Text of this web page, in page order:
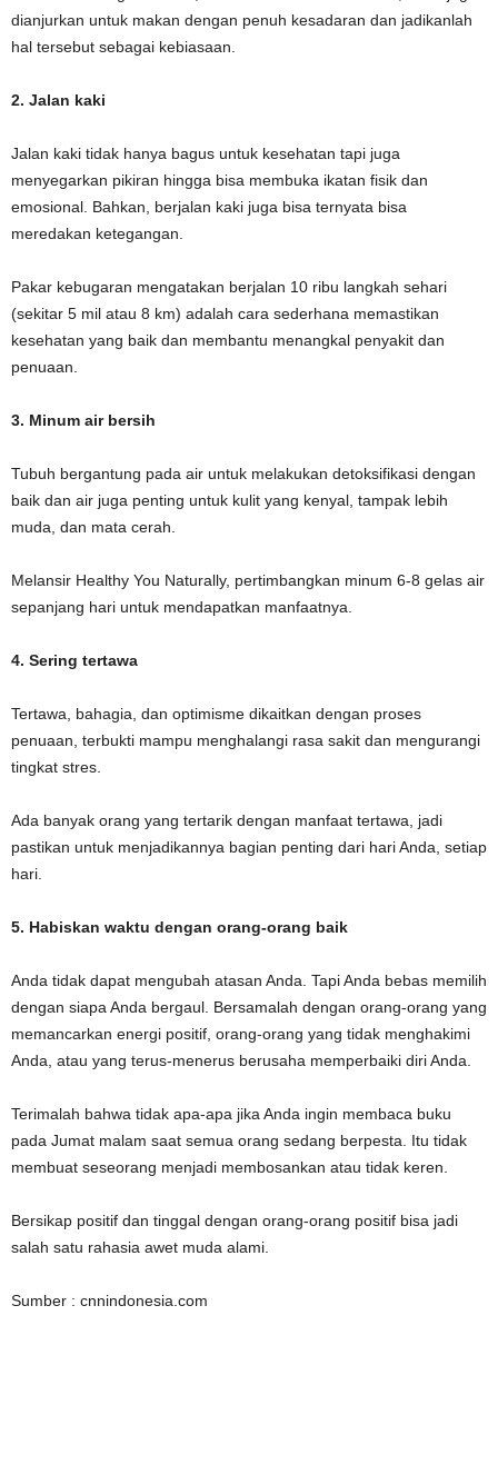
dianjurkan untuk makan dengan penuh kesadaran dan jadikanlah
hal tersebut sebagai kebiasaan.
2. Jalan kaki
Jalan kaki tidak hanya bagus untuk kesehatan tapi juga
menyegarkan pikiran hingga bisa membuka ikatan fisik dan
emosional. Bahkan, berjalan kaki juga bisa ternyata bisa
meredakan ketegangan.
Pakar kebugaran mengatakan berjalan 10 ribu langkah sehari
(sekitar 5 mil atau 8 km) adalah cara sederhana memastikan
kesehatan yang baik dan membantu menangkal penyakit dan
penuaan.
3. Minum air bersih
Tubuh bergantung pada air untuk melakukan detoksifikasi dengan
baik dan air juga penting untuk kulit yang kenyal, tampak lebih
muda, dan mata cerah.
Melansir Healthy You Naturally, pertimbangkan minum 6-8 gelas air
sepanjang hari untuk mendapatkan manfaatnya.
4. Sering tertawa
Tertawa, bahagia, dan optimisme dikaitkan dengan proses
penuaan, terbukti mampu menghalangi rasa sakit dan mengurangi
tingkat stres.
Ada banyak orang yang tertarik dengan manfaat tertawa, jadi
pastikan untuk menjadikannya bagian penting dari hari Anda, setiap
hari.
5. Habiskan waktu dengan orang-orang baik
Anda tidak dapat mengubah atasan Anda. Tapi Anda bebas memilih
dengan siapa Anda bergaul. Bersamalah dengan orang-orang yang
memancarkan energi positif, orang-orang yang tidak menghakimi
Anda, atau yang terus-menerus berusaha memperbaiki diri Anda.
Terimalah bahwa tidak apa-apa jika Anda ingin membaca buku
pada Jumat malam saat semua orang sedang berpesta. Itu tidak
membuat seseorang menjadi membosankan atau tidak keren.
Bersikap positif dan tinggal dengan orang-orang positif bisa jadi
salah satu rahasia awet muda alami.
Sumber : cnnindonesia.com